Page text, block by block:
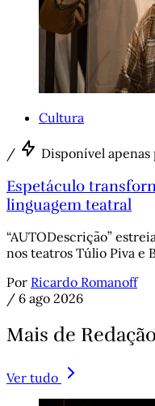
Cultura
/ Disponível
Espetáculo
linguagem teatral
“AUTODescrição”
nos teatros Túlio Piva e
Por Ricardo Romanoff
/ 6 ago 2026
Mais de
Ver tudo